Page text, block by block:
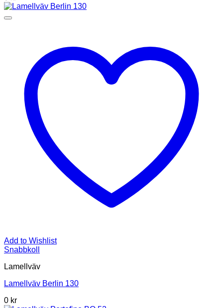
Add to Wishlist
Snabbkoll
Lamellväv
Lamellväv Berlin 130
0 kr